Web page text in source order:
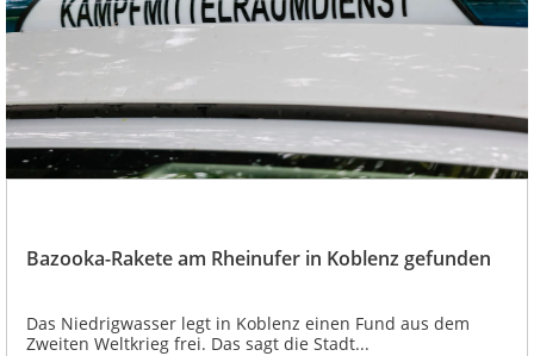
Bazooka-Rakete am Rheinufer in Koblenz gefunden
Das Niedrigwasser legt in Koblenz einen Fund aus dem
Zweiten Weltkrieg frei. Das sagt die Stadt...